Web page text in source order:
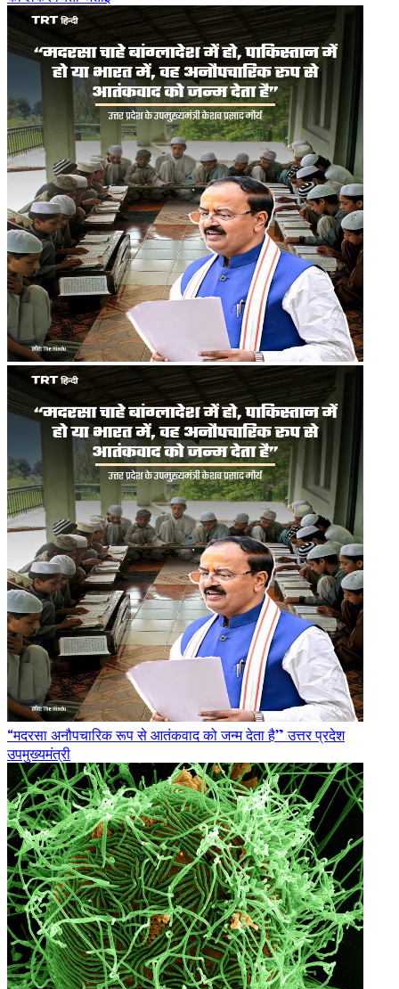
“मदरसा अनौपचारिक रूप से आतंकवाद को जन्म देता है” उत्तर प्रदेश
उपमुख्यमंत्री